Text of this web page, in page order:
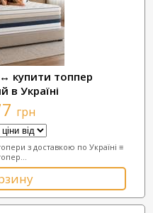
купити топпер
в Україні
грн
з доставкою по Україні ≡